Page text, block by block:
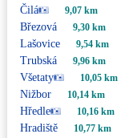
Čilá 9,07 km
Březová 9,30 km
Lašovice 9,54 km
Trubská 9,96 km
Všetaty 10,05 km
Nižbor 10,14 km
Hředle 10,16 km
Hradiště 10,77 km